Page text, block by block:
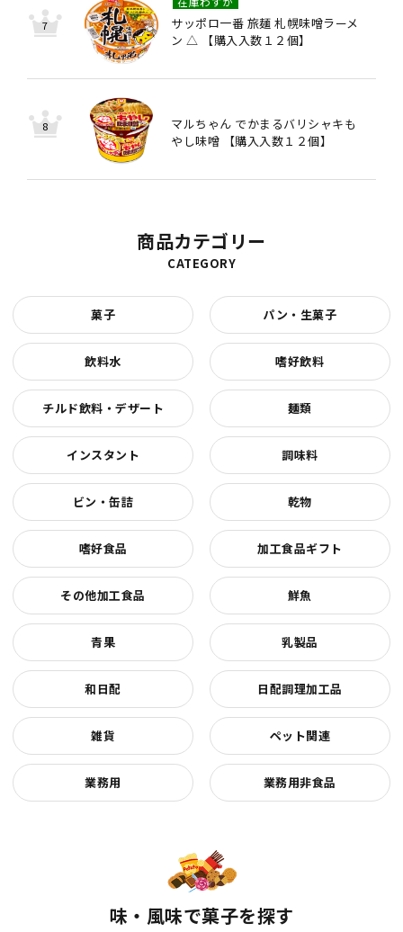
サッポロ一番 旅麺 札幌味噌ラーメ
ン △ 【購入入数１２個】
マルちゃん でかまるバリシャキも
やし味噌 【購入入数１２個】
商品カテゴリー
CATEGORY
菓子 パン・生菓子
飲料水 嗜好飲料
チルド飲料・デザート 麺類
インスタント 調味料
ビン・缶詰 乾物
嗜好食品 加工食品ギフト
その他加工食品 鮮魚
青果 乳製品
和日配 日配調理加工品
雑貨 ペット関連
業務用 業務用非食品
味・風味で菓子を探す